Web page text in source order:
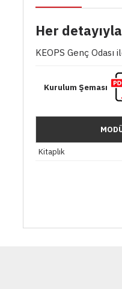
Her
KEOPS Genç
Kurulum Şeması
Kitaplık